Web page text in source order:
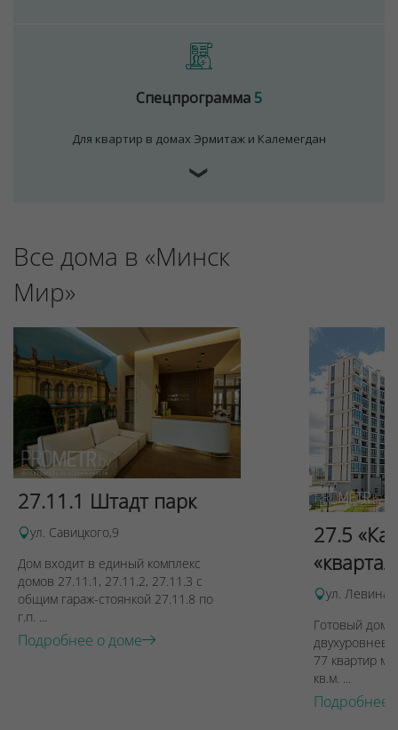
Спецпрограмма5
Для квартир в домах Эрмитаж и Калемегдан
❯
Все дома в «Минск
Мир»
27.11.1 Штадт парк
ул. Савицкого,9
Дом входит в единый комплекс
домов 27.11.1, 27.11.2, 27.11.3 с
общим гараж-стоянкой 27.11.8 по
г.п. ...
Подробнее о доме
27.5
ул. Левина,
Готовый дом
77 квартир
кв.м. ...
Подробнее